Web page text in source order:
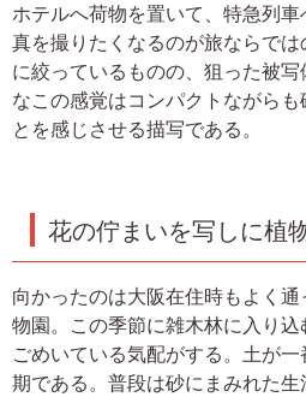
ホテルへ荷物を置いて、特急列
真を撮りたくなるのが旅ならで
に絞っているものの、狙った被
なこの感覚はコンパクトながら
とを感じさせる描写である。
花の佇まいを写しに植
向かったのは大阪在住時もよく
物園。この季節に雑木林に入り
ごめいている気配がする。土が
期である。普段は砂にまみれた